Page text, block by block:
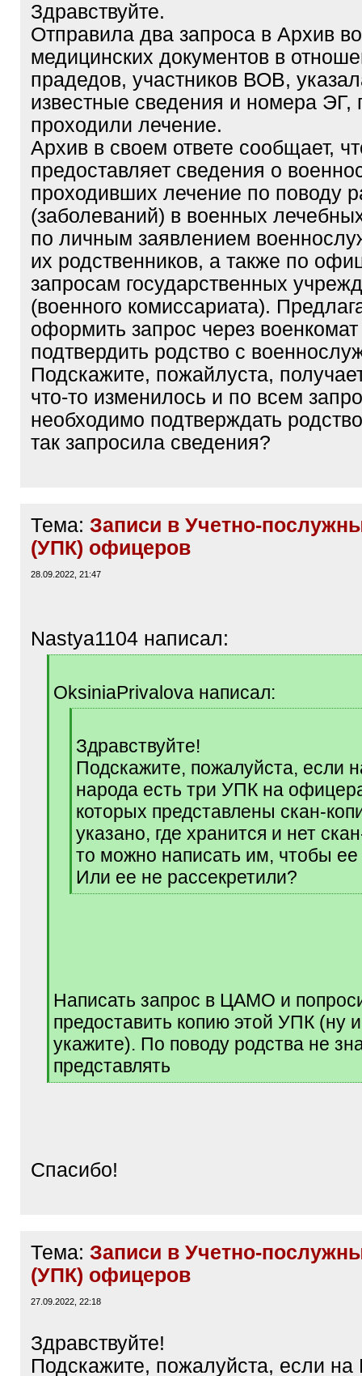
Здравствуйте.
Отправила два запроса в Архив
медицинских документов в
прадедов, участников ВОВ,
известные сведения и номера ЭГ,
проходили лечение.
Архив в своем ответе сообщает,
предоставляет сведения о
проходивших лечение по поводу
(заболеваний) в военных
по личным заявлением
их родственников, а также по
запросам государственных
(военного комиссариата).
оформить запрос через
подтвердить родство с
Подскажите, пожайлуста,
что-то изменилось и по всем
необходимо подтверждать
так запросила сведения?
Тема: Записи в Учетно-
(УПК) офицеров
28.09.2022, 21:47
Nastya1104 написал:
]OksiniaPrivalova написал:
]Здравствуйте!
Подскажите, пожалуйста, если
народа есть три УПК на
которых представлены скан-
указано, где хранится и нет
то можно написать им, чтобы
Или ее не рассекретили?
[
Написать запрос в ЦАМО и
предоставить копию этой УПК (ну
укажите). По поводу родства не
представлять
[
Спасибо!
Тема: Записи в Учетно-
(УПК) офицеров
27.09.2022, 22:18
Здравствуйте!
Подскажите, пожалуйста, если на